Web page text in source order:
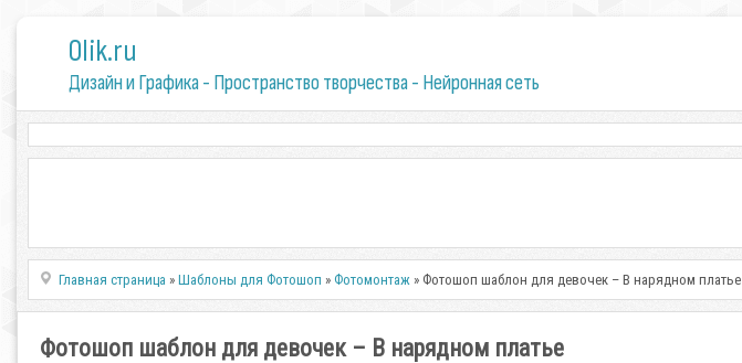
0lik.ru
Дизайн и Графика - Пространство творчества - Нейронная сеть
Главная страница »Шаблоны для Фотошоп » Фотомонтаж » Фотошоп шаблон для девочек – В нарядном платье
Фотошоп шаблон для девочек – В нарядном платье